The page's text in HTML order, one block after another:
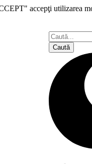
accepţi utilizarea